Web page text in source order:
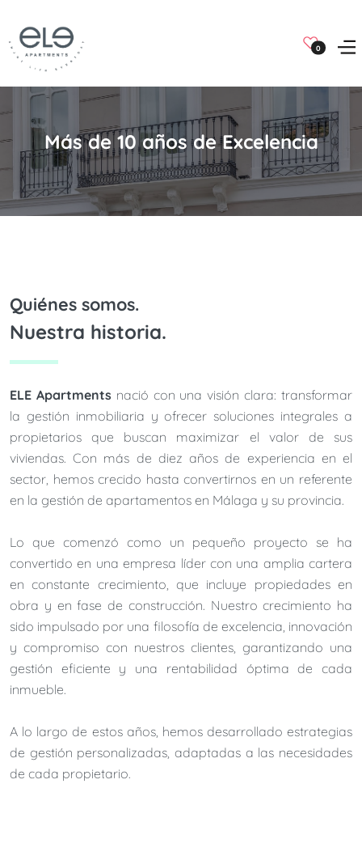
0
Más de 10 años de Excelencia
Quiénes somos.
Nuestra historia.
ELE Apartments nació con una visión clara: transformar
la gestión inmobiliaria y ofrecer soluciones integrales a
propietarios que buscan maximizar el valor de sus
viviendas. Con más de diez años de experiencia en el
sector, hemos crecido hasta convertirnos en un referente
en la gestión de apartamentos en Málaga y su provincia.
Lo que comenzó como un pequeño proyecto se ha
convertido en una empresa líder con una amplia cartera
en constante crecimiento, que incluye propiedades en
obra y en fase de construcción. Nuestro crecimiento ha
sido impulsado por una filosofía de excelencia, innovación
y compromiso con nuestros clientes, garantizando una
gestión eficiente y una rentabilidad óptima de cada
inmueble.
A lo largo de estos años, hemos desarrollado estrategias
de gestión personalizadas, adaptadas a las necesidades
de cada propietario.